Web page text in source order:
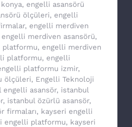
, engelli asansörü
ölçüleri, engelli
, engelli merdiven
engelli merdiven asansörü,
platformu, engelli merdiven
platformu, engelli
platformu izmir,
ölçüleri, Engelli Teknoloji
engelli asansör, istanbul
, istanbul özürlü asansör,
firmaları, kayseri engelli
engelli platformu, kayseri